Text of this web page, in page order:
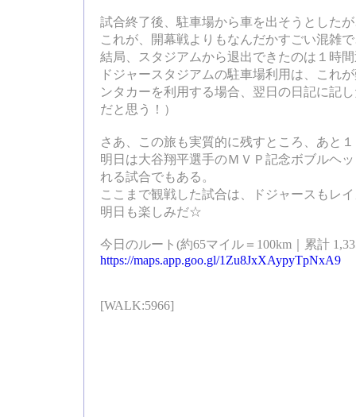
試合終了後、駐車場から車を出そうとした
これが、開幕戦よりもなんだかすごい混雑
結局、スタジアムから退出できたのは１時
ドジャースタジアムの駐車場利用は、これ
ンタカーを利用する場合、翌日の日記に記
だと思う！）
さあ、この旅も実質的に残すところ、あと
明日は大谷翔平選手のＭＶＰ記念ボブルヘ
れる試合でもある。
ここまで観戦した試合は、ドジャースもレ
明日も楽しみだ☆
今日のルート(約65マイル＝100km｜累計
https://maps.app.goo.gl/1Zu8JxXAypyTpNxA9
[WALK:5966]